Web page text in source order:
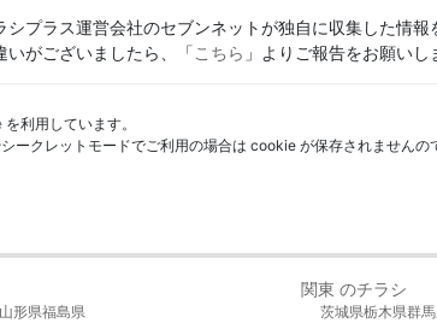
シプラス運営会社のセブンネットが独自に収集した情
いがございましたら、「こちら 」よりご報告をお願いし
を利用しています。
ークレットモードでご利用の場合は cookie が保存されませんの
山形県福島県
関東 のチラシ
茨城県栃木県群